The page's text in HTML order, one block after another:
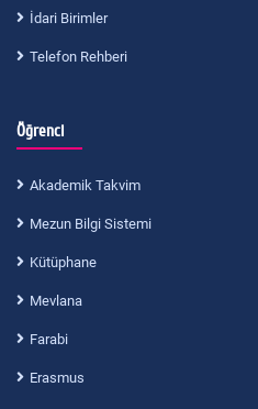
İdari Birimler
Telefon Rehberi
Öğrenci
Akademik Takvim
Mezun Bilgi Sistemi
Kütüphane
Mevlana
Farabi
Erasmus